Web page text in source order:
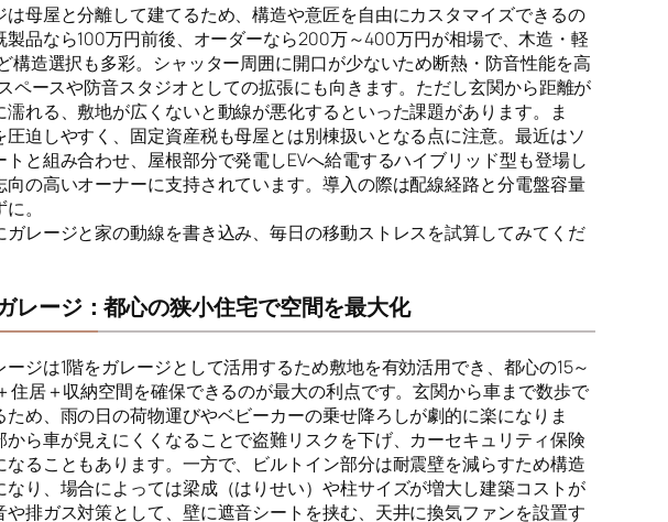
は母屋と分離して建てるため、構造や意匠を自由にカスタマイズできるの
製品なら100万円前後、オーダーなら200万～400万円が相場で、木造・軽
構造選択も多彩。シャッター周囲に開口が少ないため断熱・防音性能を高
ペースや防音スタジオとしての拡張にも向きます。ただし玄関から距離が
濡れる、敷地が広くないと動線が悪化するといった課題があります。ま
圧迫しやすく、固定資産税も母屋とは別棟扱いとなる点に注意。最近はソ
トと組み合わせ、屋根部分で発電しEVへ給電するハイブリッド型も登場し
向の高いオーナーに支持されています。導入の際は配線経路と分電盤容量
。
ガレージと家の動線を書き込み、毎日の移動ストレスを試算してみてくだ
レージ：都心の狭小住宅で空間を最大化
ージは1階をガレージとして活用するため敷地を有効活用でき、都心の15～
住居＋収納空間を確保できるのが最大の利点です。玄関から車まで数歩で
ため、雨の日の荷物運びやベビーカーの乗せ降ろしが劇的に楽になりま
から車が見えにくくなることで盗難リスクを下げ、カーセキュリティ保険
なることもあります。一方で、ビルトイン部分は耐震壁を減らすため構造
なり、場合によっては梁成（はりせい）や柱サイズが増大し建築コストが
や排ガス対策として、壁に遮音シートを挟む、天井に換気ファンを設置す